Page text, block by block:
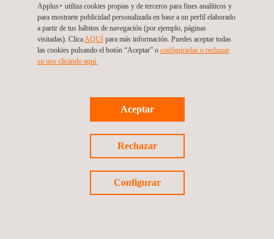
VENTAJAS Y BENEFICIOS
Entre las ventajas para nuestros clientes se incluyen:
Control y reducción de los costes.
Reducción garantizada de la factura energética.
diseño, construcción, mantenimiento, gestión y operación.
Ausencia de riesgos para el cliente: asumimos el riesgo de
la inversión y compartimos el ahorro con el cliente.
Certificación de la calidad de la tecnología utilizada en los
proyectos de ahorro energético en iluminación.
Modernización y mejora de las instalaciones del cliente sin la
necesidad de una inversión; las acciones se financian
Applus+ utiliza cookies propias y de terceros para fines analíticos y
para mostrarte publicidad personalizada en base a un perfil elaborado
a partir de tus hábitos de navegación (por ejemplo, páginas
visitadas). ClicaAQUÍpara más información. Puedes aceptar todas
las cookies pulsando el botón “Aceptar” o configurarlas o rechazar
su uso clicando aquí.
Aceptar
Rechazar
Configurar